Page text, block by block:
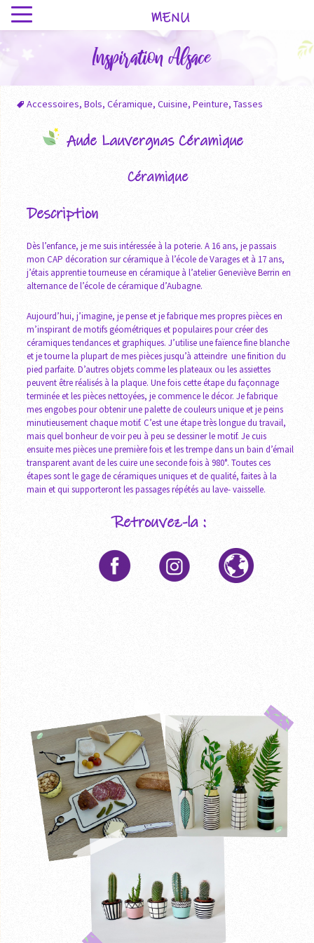
Inspiration Alsace
Accessoires, Bols, Céramique, Cuisine, Peinture, Tasses
Aude Lauvergnas Céramique
Céramique
Description
Dès l’enfance, je me suis intéressée à la poterie. A 16 ans, je passais
mon CAP décoration sur céramique à l’école de Varages et à 17 ans,
j’étais apprentie tourneuse en céramique à l’atelier Geneviève Berrin en
alternance de l’école de céramique d’Aubagne.
Aujourd’hui, j’imagine, je pense et je fabrique mes propres pièces en
m’inspirant de motifs géométriques et populaires pour créer des
céramiques tendances et graphiques. J’utilise une faïence fine blanche
et je tourne la plupart de mes pièces jusqu’à atteindre une finition du
pied parfaite. D’autres objets comme les plateaux ou les assiettes
peuvent être réalisés à la plaque. Une fois cette étape du façonnage
terminée et les pièces nettoyées, je commence le décor. Je fabrique
mes engobes pour obtenir une palette de couleurs unique et je peins
minutieusement chaque motif. C’est une étape très longue du travail,
mais quel bonheur de voir peu à peu se dessiner le motif. Je cuis
ensuite mes pièces une première fois et les trempe dans un bain d’émail
transparent avant de les cuire une seconde fois à 980°. Toutes ces
étapes sont le gage de céramiques uniques et de qualité, faites à la
main et qui supporteront les passages répétés au lave- vaisselle.
Retrouvez-la :
MENU